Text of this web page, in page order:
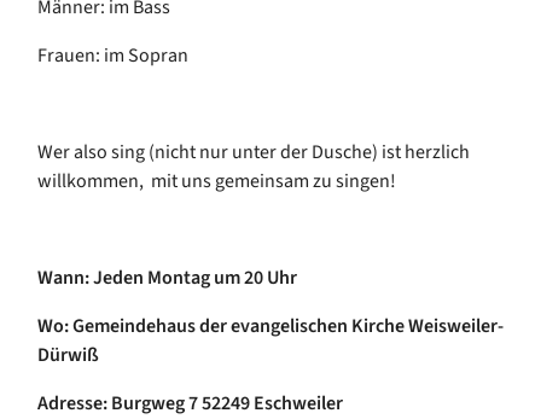
Männer: im Bass
Frauen: im Sopran
Wer also sing (nicht nur unter der Dusche) ist herzlich
willkommen, mit uns gemeinsam zu singen!
Wann: Jeden Montag um 20 Uhr
Wo: Gemeindehaus der evangelischen Kirche Weisweiler-
Dürwiß
Adresse: Burgweg 7 52249 Eschweiler